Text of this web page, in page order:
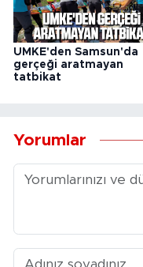
UMKE'den Samsun'da
gerçeği aratmayan
tatbikat
Yorumlar